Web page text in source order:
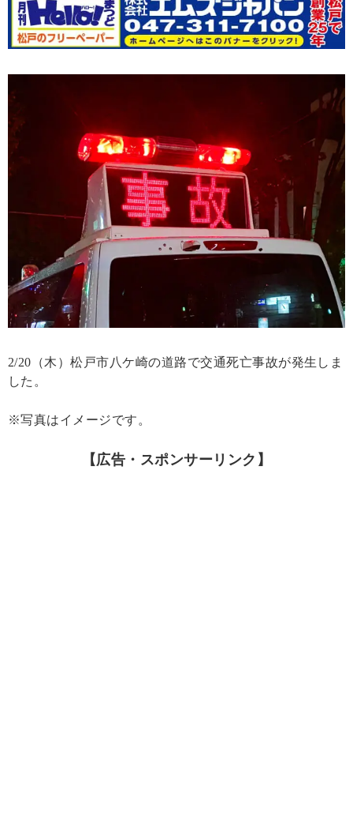
2/20（木）松戸市八ケ崎の道路で交通死亡事故が発生しま
した。
※写真はイメージです。
【広告・スポンサーリンク】